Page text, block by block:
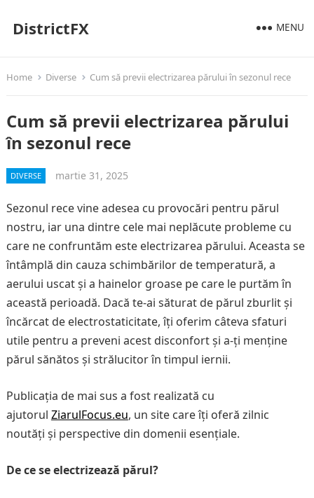
DistrictFX MENU
Home Diverse Cum să previi electrizarea părului în sezonul rece
Cum să previi electrizarea părului
în sezonul rece
DIVERSE martie 31, 2025
Sezonul rece vine adesea cu provocări pentru părul
nostru, iar una dintre cele mai neplăcute probleme cu
care ne confruntăm este electrizarea părului. Aceasta se
întâmplă din cauza schimbărilor de temperatură, a
aerului uscat și a hainelor groase pe care le purtăm în
această perioadă. Dacă te-ai săturat de părul zburlit și
încărcat de electrostaticitate, îți oferim câteva sfaturi
utile pentru a preveni acest disconfort și a-ți menține
părul sănătos și strălucitor în timpul iernii.
Publicația de mai sus a fost realizată cu
ajutorul ZiarulFocus.eu, un site care îți oferă zilnic
noutăți și perspective din domenii esențiale.
De ce se electrizează părul?